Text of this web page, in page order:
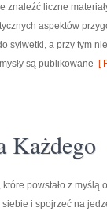
znaleźć liczne
aspektów
sylwetki, a przy tym
są publikowane [
Każdego
powstało z
i spojrzeć na